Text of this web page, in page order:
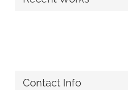
Contact Info